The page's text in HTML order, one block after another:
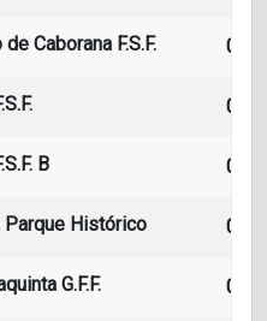
Caborana F.S.F. 0
0
B 0
Parque Histórico 0
G.F.F. 0